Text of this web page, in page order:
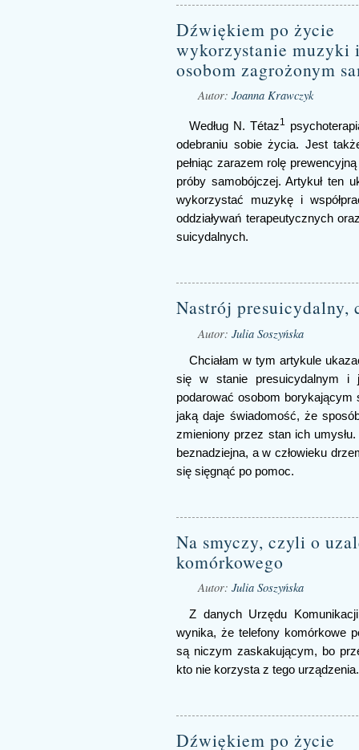
Dźwiękiem po życie
wykorzystanie muzyki
osobom zagrożonym
Autor: Joanna Krawczyk
Według N. Tétaz1
odebraniu sobie życia. Jest
pełniąc zarazem rolę
próby samobójczej. Artykuł ten
wykorzystać muzykę i
oddziaływań terapeutycznych
suicydalnych.
Nastrój
Autor: Julia Soszyńska
Chciałam w tym artykule
się w stanie presuicydalnym i
podarować osobom
jaką daje świadomość, że
zmieniony przez stan ich
beznadziejna, a w człowieku
się sięgnąć po pomoc.
Na smyczy, czyli o
komórkowego
Autor: Julia Soszyńska
Z danych Urzędu
wynika, że telefony komórkowe
są niczym zaskakującym, bo
kto nie korzysta z tego urządzenia.
Dźwiękiem po życie